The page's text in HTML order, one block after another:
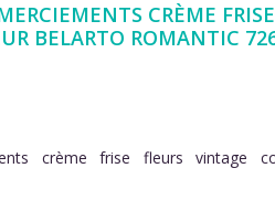
CRÈME FRISE
BELARTO ROMANTIC
crème frise fleurs vintage